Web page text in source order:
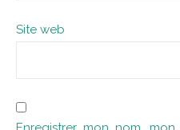
Site web